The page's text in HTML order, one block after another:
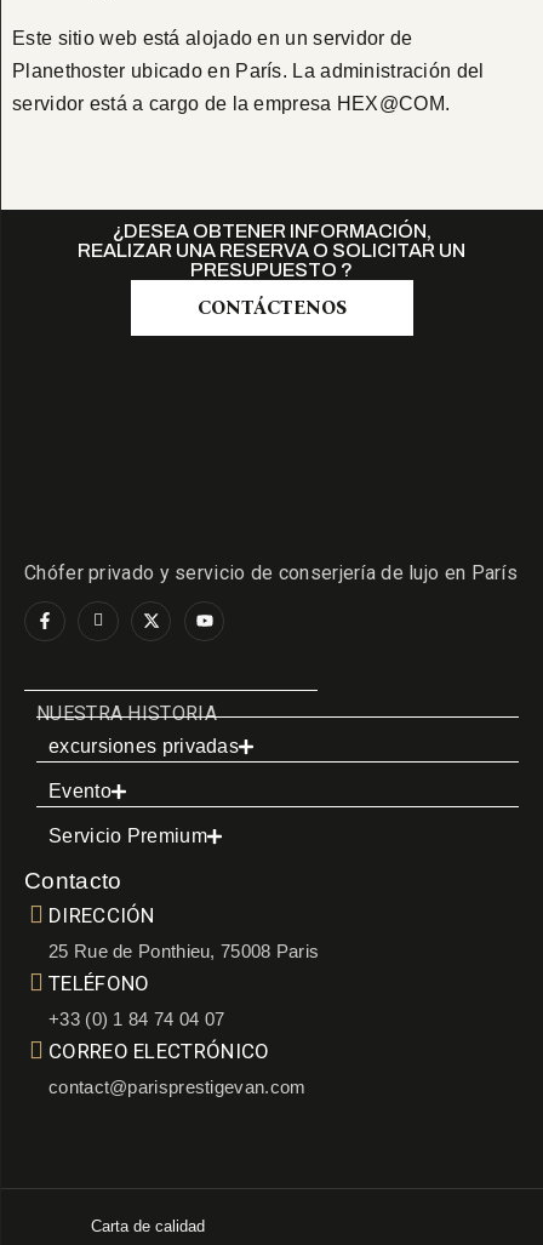
Este sitio web está alojado en un servidor de
Planethoster ubicado en París. La administración del
servidor está a cargo de la empresa HEX@COM.
¿DESEA OBTENER INFORMACIÓN,
REALIZAR UNA RESERVA O SOLICITAR UN
PRESUPUESTO ?
CONTÁCTENOS
Chófer privado y servicio de conserjería de lujo en París
NUESTRA HISTORIA
excursiones privadas
Evento
Servicio Premium
Contacto
DIRECCIÓN
25 Rue de Ponthieu, 75008 Paris
TELÉFONO
+33 (0) 1 84 74 04 07
CORREO ELECTRÓNICO
contact@parisprestigevan.com
Carta de calidad